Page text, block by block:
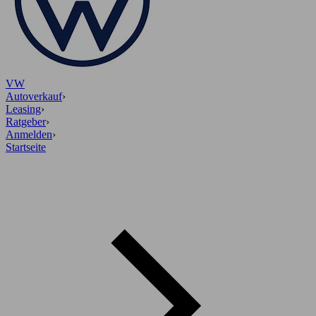
VW
Autoverkauf›
Leasing›
Ratgeber›
Anmelden›
Startseite